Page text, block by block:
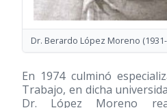
Dr. Berardo López Moreno
En 1974 culminó
Trabajo, en dicha
Dr. López Moreno